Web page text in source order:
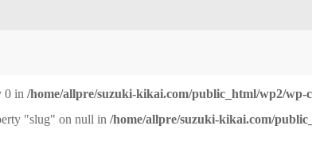
0 in /home/allpre/suzuki-kikai.com/public_html/wp2/wp-
"slug" on null in /home/allpre/suzuki-kikai.com/